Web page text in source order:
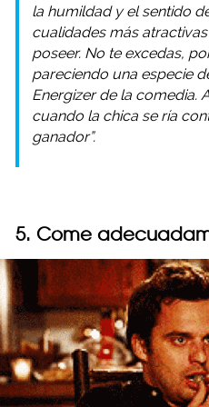
la humildad y el sentido
cualidades más
poseer. No te excedas,
pareciendo una especie
Energizer de la comedia.
cuando la chica se ría
ganador”.
5. Come